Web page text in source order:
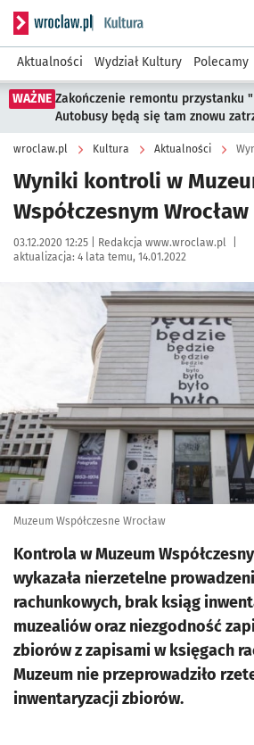
Serwis informacyjny wroclaw.pl
Aktualności Wydział Kultury Polecamy
WAŻNE Zakończenie remontu przystanku
Autobusy będą się tam znowu
wroclaw.pl Kultura Aktualności
Wyniki kontroli w
Współczesnym Wrocław
Data publikacji:
03.12.2020 12:25 | Autor:
Redakcja www.wroclaw.pl
aktualizacja: 4 lata temu, 14.01.2022
Kliknij, aby powiększyć
Muzeum Współczesne Wrocław
Kontrola w Muzeum
wykazała nierzetelne
rachunkowych, brak ksiąg
muzealiów oraz niezgodność
zbiorów z zapisami w księgach
Muzeum nie przeprowadziło
inwentaryzacji zbiorów.